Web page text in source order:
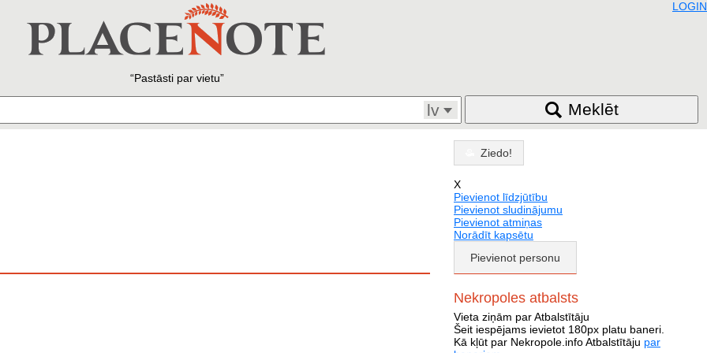
LOGIN
Pastāsti par vietu
lv Meklēt
Ziedo!
X
Pievienot līdzjūtību
Pievienot sludinājumu
Pievienot atmiņas
Norādīt kapsētu
Pievienot personu
Nekropoles atbalsts
Vieta ziņām par Atbalstītāju
Šeit iespējams ievietot 180px platu baneri.
Kā kļūt par Nekropole.info Atbalstītāju par